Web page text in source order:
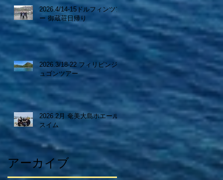
2026.4/14-15ドルフィンツア
ー 御蔵荘日帰り
2026.3/18-22 フィリピンジ
ュゴンツアー
2026.2月 奄美大島ホエール
スイム
アーカイブ